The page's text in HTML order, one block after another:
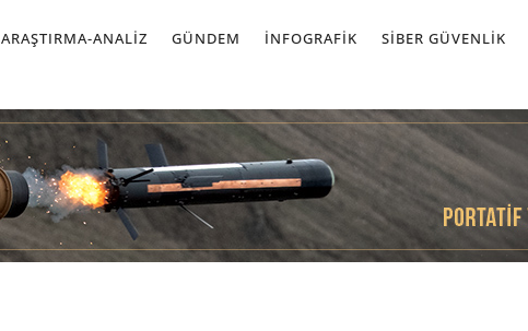
ARAŞTIRMA-ANALIZ GÜNDEM İNFOGRAFIK SIBER GÜVENLIK